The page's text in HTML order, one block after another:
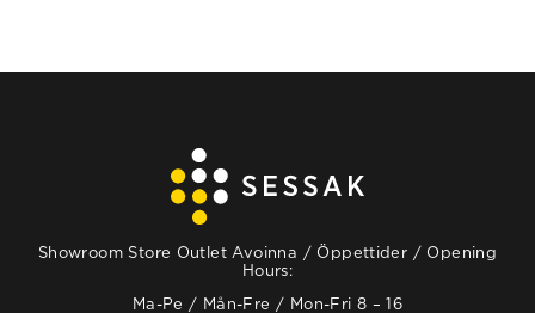
Showroom Store Outlet Avoinna / Öppettider / Opening
Hours:
Ma-Pe / Mån-Fre / Mon-Fri 8 – 16